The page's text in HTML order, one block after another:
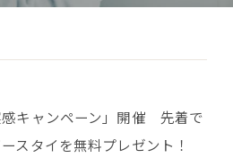
感キャンペーン」開催 先着で
スタイを無料プレゼント！